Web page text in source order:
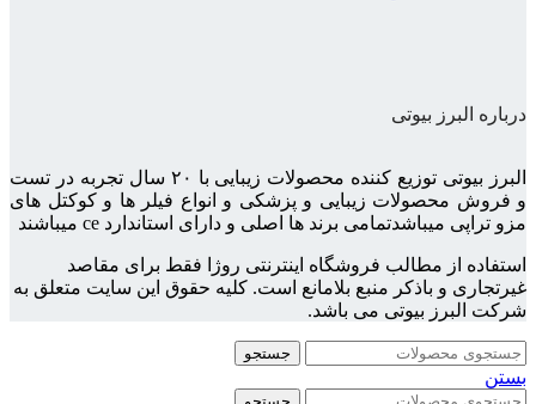
درباره البرز بیوتی
البرز بیوتی توزیع کننده محصولات زیبایی با ۲۰ سال تجربه در تست
و فروش محصولات زیبایی و پزشکی و انواع فیلر ها و کوکتل های
مزو تراپی میباشدتمامی برند ها اصلی و دارای استاندارد ce میباشند
استفاده از مطالب فروشگاه اینترنتی روژا فقط برای مقاصد
غیرتجاری و باذکر منبع بلامانع است. کلیه حقوق این سایت متعلق به
شرکت البرز بیوتی می باشد.
جستجو
بستن